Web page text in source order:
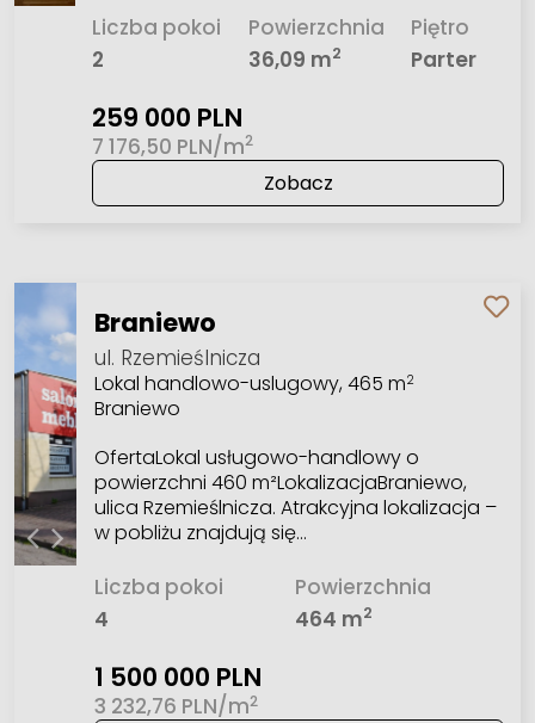
Liczba pokoi
2
Powierzchnia
36,09 m2
Piętro
Parter
259 000 PLN
7 176,50 PLN/m2
Zobacz
Braniewo
ul. Rzemieślnicza
Lokal handlowo-uslugowy, 465 m2
Braniewo
OfertaLokal usługowo-handlowy o
powierzchni 460 m²LokalizacjaBraniewo,
ulica Rzemieślnicza. Atrakcyjna lokalizacja –
w pobliżu znajdują się…
Liczba pokoi
4
Powierzchnia
464 m2
1 500 000 PLN
3 232,76 PLN/m2